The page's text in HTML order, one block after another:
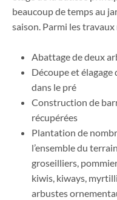
beaucoup de temps au
saison. Parmi les travaux
Abattage de deux
Découpe et élagage
dans le pré
Construction de
récupérées
Plantation de
l’ensemble du
groseilliers,
kiwis, kiways,
arbustes